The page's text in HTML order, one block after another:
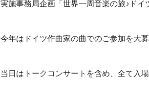
実施事務局企画「世界一周音楽の旅♪ドイ
今年はドイツ作曲家の曲でのご参加を大
当日はトークコンサートを含め、全て入